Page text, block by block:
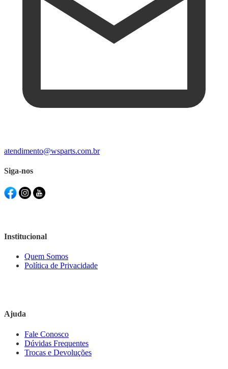
atendimento@wsparts.com.br
Siga-nos
Institucional
Quem Somos
Política de Privacidade
Ajuda
Fale Conosco
Dúvidas Frequentes
Trocas e Devoluções